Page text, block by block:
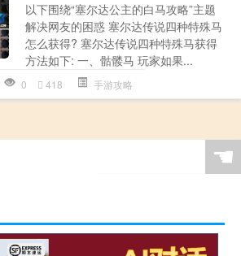
以下围绕“塞尔达公主的白马攻略”主题
解决网友的困惑 塞尔达传说四种特殊马
怎么获得? 塞尔达传说四种特殊马获得
方法如下: 一、骷髅马 玩家如果...
0 418 手游攻略
☚